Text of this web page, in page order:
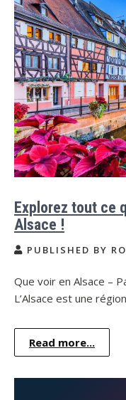
Explorez tout ce
Alsace !
PUBLISHED BY
Que voir en Alsace –
L’Alsace est une
Read more...